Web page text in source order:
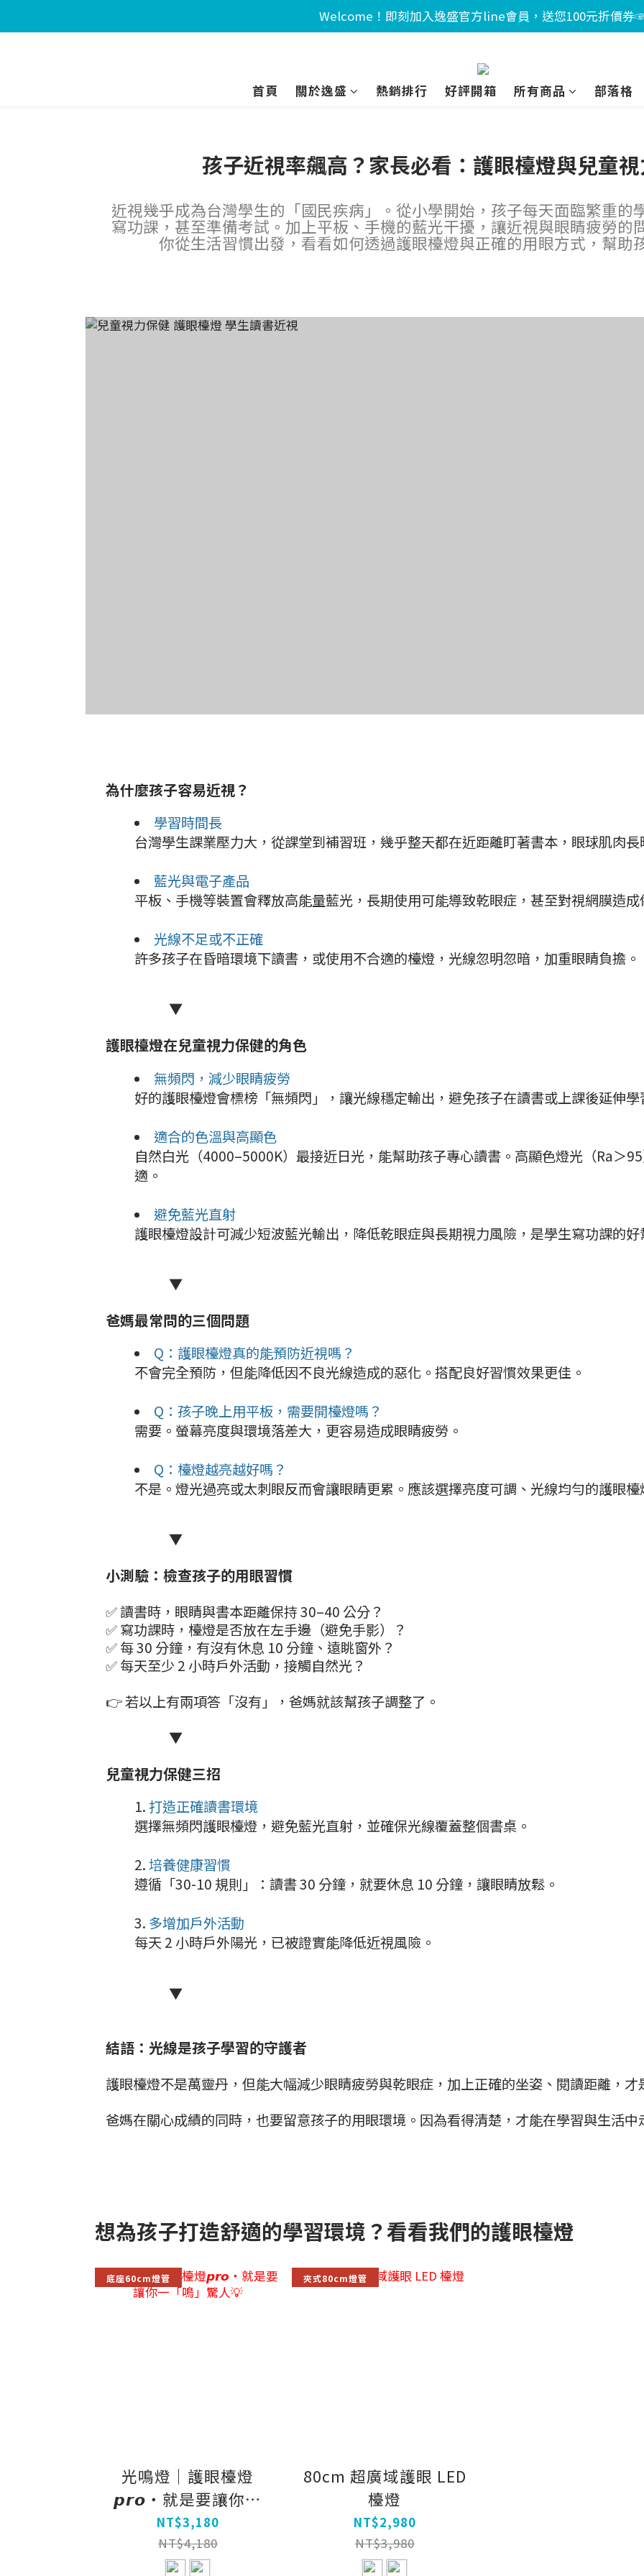
Welcome！即刻加入逸盛官方line會員，送您100元折價券
首頁 關於逸盛 熱銷排行 好評開箱 所有商品 部落格
孩子近視率飆高？家長必看：護眼檯燈與兒童
近視幾乎成為台灣學生的「國民疾病」。從小學開始，孩子每天面臨繁重的
寫功課，甚至準備考試。加上平板、手機的藍光干擾，讓近視與眼睛疲勞的
你從生活習慣出發，看看如何透過護眼檯燈與正確的用眼方式，幫助
為什麼孩子容易近視？
學習時間長
台灣學生課業壓力大，從課堂到補習班，幾乎整天都在近距離盯著書本，眼球肌肉
藍光與電子產品
平板、手機等裝置會釋放高能量藍光，長期使用可能導致乾眼症，甚至對視網膜造
光線不足或不正確
許多孩子在昏暗環境下讀書，或使用不合適的檯燈，光線忽明忽暗，加重眼睛負擔。
▼
護眼檯燈在兒童視力保健的角色
無頻閃，減少眼睛疲勞
好的護眼檯燈會標榜「無頻閃」，讓光線穩定輸出，避免孩子在讀書或上課後延伸
適合的色溫與高顯色
自然白光（4000–5000K）最接近日光，能幫助孩子專心讀書。高顯色燈光（Ra＞
適。
避免藍光直射
護眼檯燈設計可減少短波藍光輸出，降低乾眼症與長期視力風險，是學生寫功課的
▼
爸媽最常問的三個問題
Q：護眼檯燈真的能預防近視嗎？
不會完全預防，但能降低因不良光線造成的惡化。搭配良好習慣效果更佳。
Q：孩子晚上用平板，需要開檯燈嗎？
需要。螢幕亮度與環境落差大，更容易造成眼睛疲勞。
Q：檯燈越亮越好嗎？
不是。燈光過亮或太刺眼反而會讓眼睛更累。應該選擇亮度可調、光線均勻的護眼檯
▼
小測驗：檢查孩子的用眼習慣
✅ 讀書時，眼睛與書本距離保持 30–40 公分？
✅ 寫功課時，檯燈是否放在左手邊（避免手影）？
✅ 每 30 分鐘，有沒有休息 10 分鐘、遠眺窗外？
✅ 每天至少 2 小時戶外活動，接觸自然光？
👉 若以上有兩項答「沒有」，爸媽就該幫孩子調整了。
▼
兒童視力保健三招
打造正確讀書環境
選擇無頻閃護眼檯燈，避免藍光直射，並確保光線覆蓋整個書桌。
培養健康習慣
遵循「30-10 規則」：讀書 30 分鐘，就要休息 10 分鐘，讓眼睛放鬆。
多增加戶外活動
每天 2 小時戶外陽光，已被證實能降低近視風險。
▼
結語：光線是孩子學習的守護者
護眼檯燈不是萬靈丹，但能大幅減少眼睛疲勞與乾眼症，加上正確的坐姿、閱讀距離，
爸媽在關心成績的同時，也要留意孩子的用眼環境。因為看得清楚，才能在學習與生活中
想為孩子打造舒適的學習環境？看看我們的護眼檯燈
底座60cm燈管
光鳴燈｜護眼檯燈
𝙥𝙧𝙤‧就是要讓你一
「鳴」驚人💡
NT$3,180
NT$4,180
夾式80cm燈管
80cm 超廣域護眼 LED
檯燈
NT$2,980
NT$3,980